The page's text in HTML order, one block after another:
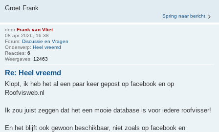
Groet Frank
Spring naar bericht
door Frank van Vliet
08 apr 2026, 16:38
Forum: Discussie en Vragen
Onderwerp: Heel vreemd
Reacties: 6
Weergaves: 12463
Re: Heel vreemd
Klopt, ik heb het al een paar keer gepost op facebook en op
Roofvisweb.nl
Ik zou juist zeggen dat het een mooie database is voor iedere roofvisser!
En het blijft ook gewoon beschikbaar, niet zoals op facebook en